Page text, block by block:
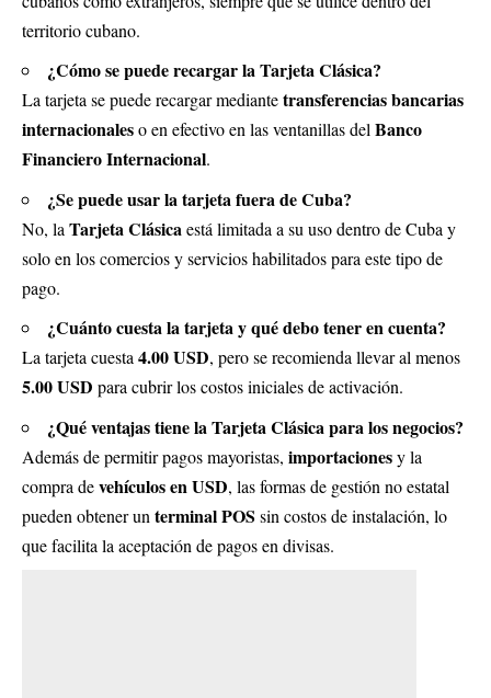
territorio cubano.
¿Cómo se puede recargar la Tarjeta Clásica?
La tarjeta se puede recargar mediantetransferencias bancarias
internacionaleso en efectivo en las ventanillas delBanco
Financiero Internacional.
¿Se puede usar la tarjeta fuera de Cuba?
No, la Tarjeta Clásicaestá limitada a su uso dentro de Cuba y
solo en los comercios y servicios habilitados para este tipo de
pago.
¿Cuánto cuesta la tarjeta y qué debo tener en cuenta?
La tarjeta cuesta4.00 USD, pero se recomienda llevar al menos
5.00 USD para cubrir los costos iniciales de activación.
¿Qué ventajas tiene la Tarjeta Clásica para los negocios?
Además de permitir pagos mayoristas, importacionesy la
compra devehículos en USD, las formas de gestión no estatal
pueden obtener un terminal POS sin costos de instalación, lo
que facilita la aceptación de pagos en divisas.